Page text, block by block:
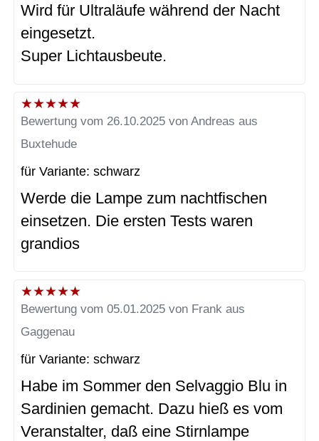
Wird für Ultraläufe während der Nacht
eingesetzt.
Super Lichtausbeute.
★★★★★
Bewertung vom 26.10.2025 von Andreas aus
Buxtehude
für Variante: schwarz
Werde die Lampe zum nachtfischen
einsetzen. Die ersten Tests waren
grandios
★★★★★
Bewertung vom 05.01.2025 von Frank aus
Gaggenau
für Variante: schwarz
Habe im Sommer den Selvaggio Blu in
Sardinien gemacht. Dazu hieß es vom
Veranstalter, daß eine Stirnlampe